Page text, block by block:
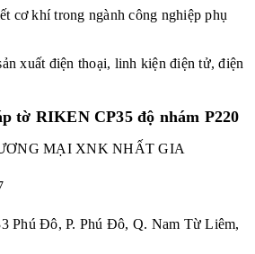
cơ khí trong ngành công nghiệp phụ
xuất điện thoại, linh kiện điện tử, điện
tờ RIKEN CP35 độ nhám P220
MẠI XNK NHẤT GIA
Phú Đô, P. Phú Đô, Q. Nam Từ Liêm,